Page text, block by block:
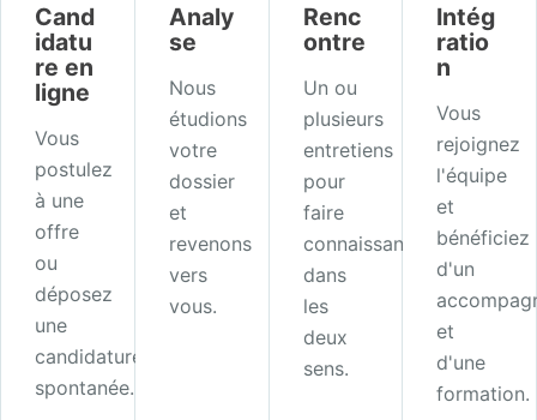
Cand
idatu
re en
ligne
Vous
postulez
à une
offre
ou
déposez
une
candidature
spontanée.
Analy
se
Nous
étudions
votre
dossier
et
revenons
vers
vous.
Renc
ontre
Un ou
plusieurs
entretiens
pour
faire
connaissance,
dans
les
deux
sens.
Intég
ratio
n
Vous
rejoignez
l'équipe
et
bénéficiez
d'un
et
d'une
formation.